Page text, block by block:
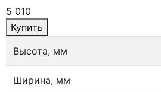
5 010
Купить
Высота, мм
Ширина, мм